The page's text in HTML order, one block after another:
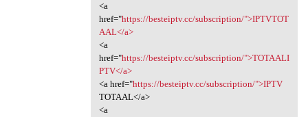
<a
href="https://besteiptv.cc/subscription/">IPTVTOT
AAL</a>
<a
href="https://besteiptv.cc/subscription/">TOTAALI
PTV</a>
<a href="https://besteiptv.cc/subscription/">IPTV
TOTAAL</a>
<a